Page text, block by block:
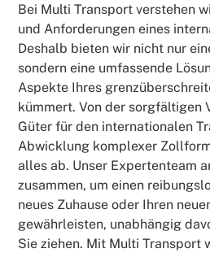
Bei Multi Transport verstehen
und Anforderungen eines
Deshalb bieten wir nicht nur
sondern eine umfassende
Aspekte Ihres
kümmert. Von der sorgfältigen
Güter für den internationalen
Abwicklung komplexer
alles ab. Unser Expertenteam
zusammen, um einen
neues Zuhause oder Ihren
gewährleisten, unabhängig
Sie ziehen. Mit Multi Transport